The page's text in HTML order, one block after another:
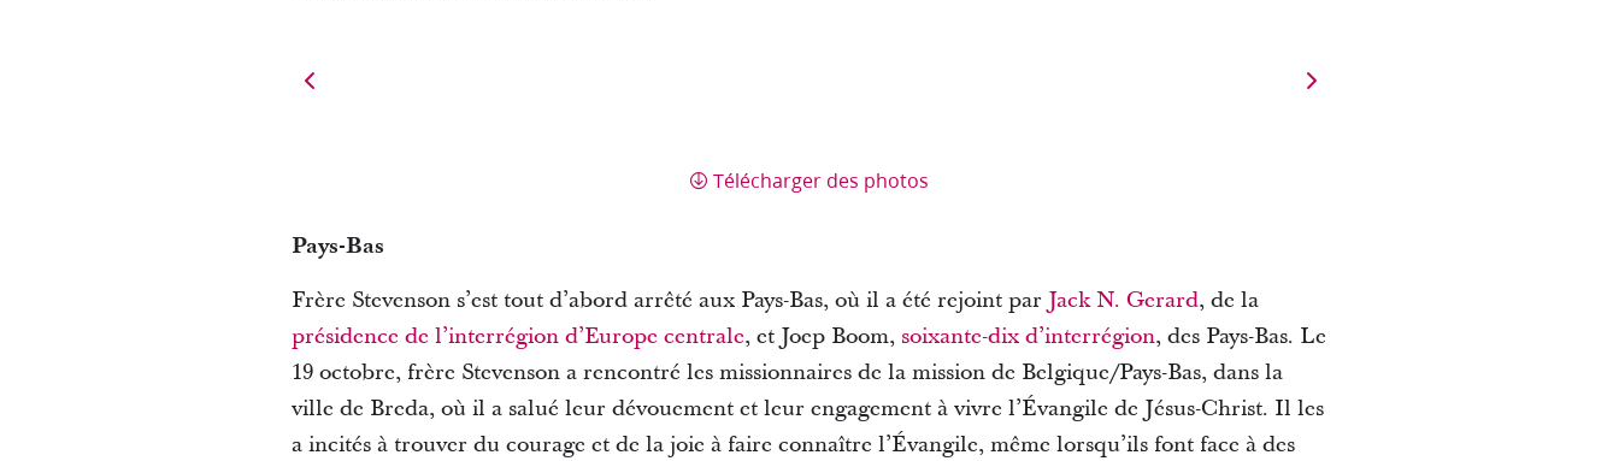
Télécharger des photos
Pays-Bas
Frère Stevenson s’est tout d’abord arrêté aux Pays-Bas, où il a été rejoint par Jack N. Gerard, de la
présidence de l’interrégion d’Europe centrale, et Joep Boom, soixante-dix d’interrégion, des Pays-Bas. Le
19 octobre, frère Stevenson a rencontré les missionnaires de la mission de Belgique/Pays-Bas, dans la
ville de Breda, où il a salué leur dévouement et leur engagement à vivre l’Évangile de Jésus-Christ. Il les
a incités à trouver du courage et de la joie à faire connaître l’Évangile, même lorsqu’ils font face à des